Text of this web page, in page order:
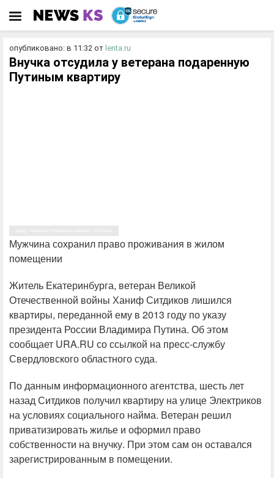
опубликовано: в 11:32 от lenta.ru
Внучка отсудила у ветерана подаренную
Путиным квартиру
Мужчина сохранил право проживания в жилом
помещении
Житель Екатеринбурга, ветеран Великой
Отечественной войны Ханиф Ситдиков лишился
квартиры, переданной ему в 2013 году по указу
президента России Владимира Путина. Об этом
сообщает URA.RU со ссылкой на пресс-службу
Свердловского областного суда.
По данным информационного агентства, шесть лет
назад Ситдиков получил квартиру на улице Электриков
на условиях социального найма. Ветеран решил
приватизировать жилье и оформил право
собственности на внучку. При этом сам он оставался
зарегистрированным в помещении.